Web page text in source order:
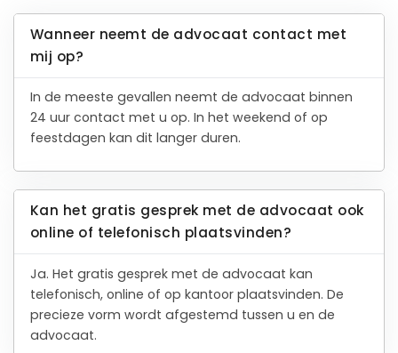
Wanneer neemt de advocaat contact met
mij op?
In de meeste gevallen neemt de advocaat binnen
24 uur contact met u op. In het weekend of op
feestdagen kan dit langer duren.
Kan het gratis gesprek met de advocaat ook
online of telefonisch plaatsvinden?
Ja. Het gratis gesprek met de advocaat kan
telefonisch, online of op kantoor plaatsvinden. De
precieze vorm wordt afgestemd tussen u en de
advocaat.